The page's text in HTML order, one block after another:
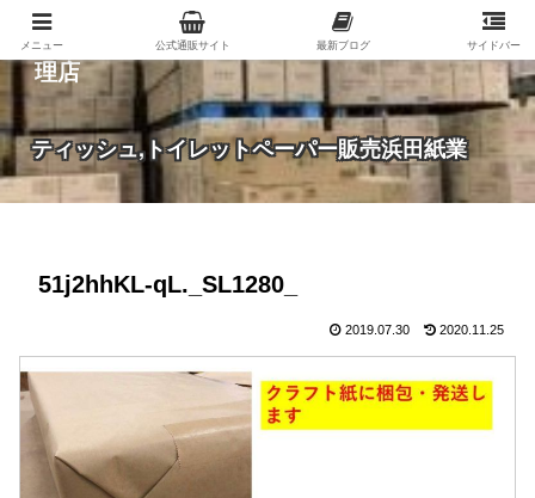
紙（家庭紙・包装紙・印刷用紙など）の総合代
理店
ティッシュ,トイレットペーパー販売浜田紙業
51j2hhKL-qL._SL1280_
2019.07.30 2020.11.25
メニュー 公式通販サイト 最新ブログ サイドバー